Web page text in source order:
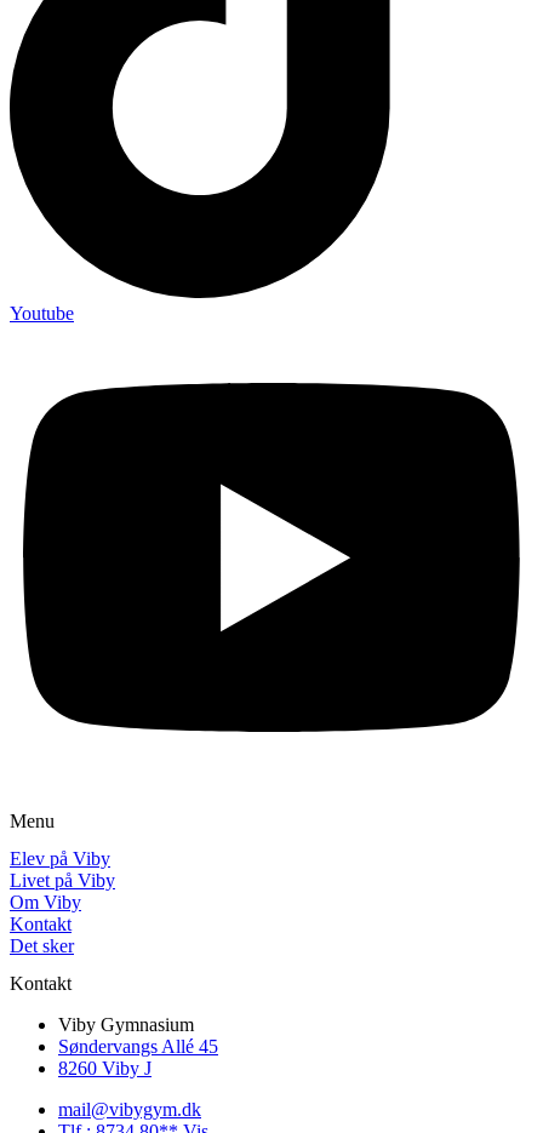
Youtube
Menu
Elev på Viby
Livet på Viby
Om Viby
Kontakt
Det sker
Kontakt
Viby Gymnasium
Søndervangs Allé 45
8260 Viby J
mail@vibygym.dk